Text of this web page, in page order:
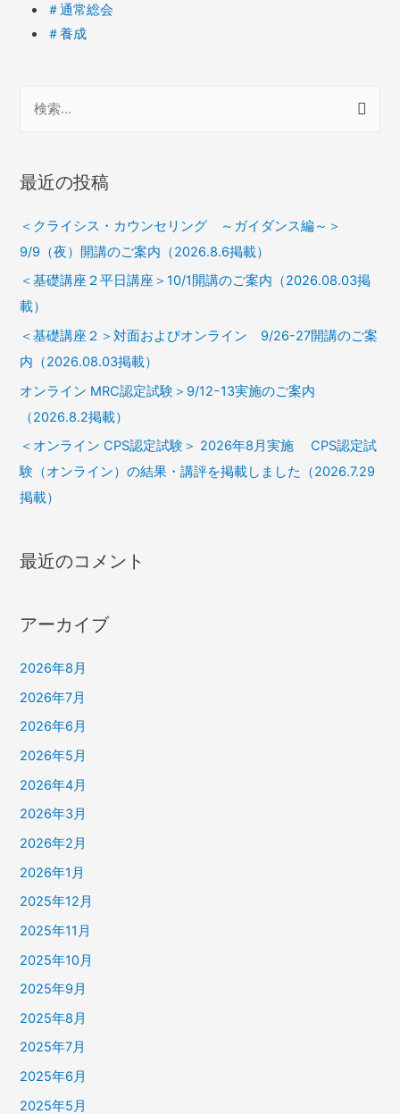
＃通常総会
＃養成
最近の投稿
＜クライシス・カウンセリング ～ガイダンス編～＞
9/9（夜）開講のご案内（2026.8.6掲載）
＜基礎講座２平日講座＞10/1開講のご案内（2026.08.03掲
載）
＜基礎講座２＞対面およびオンライン 9/26-27開講のご案
内（2026.08.03掲載）
オンライン MRC認定試験＞9/12ｰ13実施のご案内
（2026.8.2掲載）
＜オンライン CPS認定試験＞ 2026年8月実施 CPS認定試
験（オンライン）の結果・講評を掲載しました（2026.7.29
掲載）
最近のコメント
アーカイブ
2026年8月
2026年7月
2026年6月
2026年5月
2026年4月
2026年3月
2026年2月
2026年1月
2025年12月
2025年11月
2025年10月
2025年9月
2025年8月
2025年7月
2025年6月
2025年5月